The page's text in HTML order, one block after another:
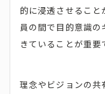
的に浸透させるこ
員の間で目的意識
きていることが重要
理念やビジョンの共